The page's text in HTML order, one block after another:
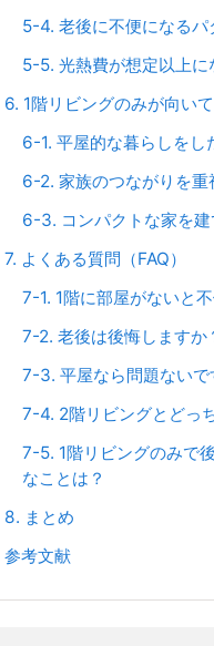
5-4. 老後に不便になるパ
5-5. 光熱費が想定以上に
6. 1階リビングのみが向い
6-1. 平屋的な暮らしをし
6-2. 家族のつながりを重
6-3. コンパクトな家を建
7. よくある質問（FAQ）
7-1. 1階に部屋がないと
7-2. 老後は後悔しますか
7-3. 平屋なら問題ないで
7-4. 2階リビングとどっ
7-5. 1階リビングのみで
なことは？
8. まとめ
参考文献